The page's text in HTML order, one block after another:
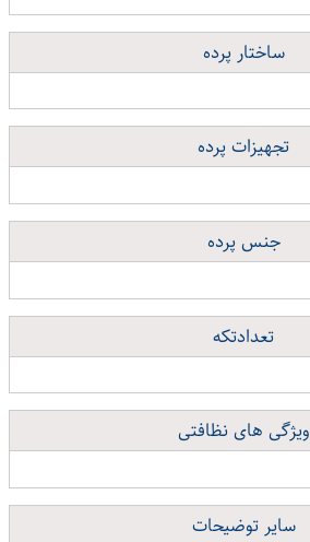
ساختار پرده
تجهیزات پرده
جنس پرده
تعدادتکه
ویژگی های نظافتی
سایر توضیحات